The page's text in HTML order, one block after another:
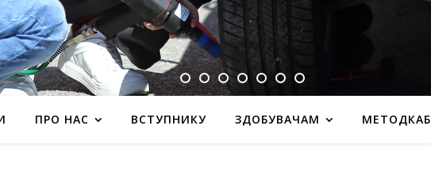
ПРО НАС ВСТУПНИКУ ЗДОБУВАЧАМ МЕТОДКАБ